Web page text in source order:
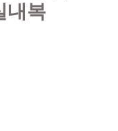
내복